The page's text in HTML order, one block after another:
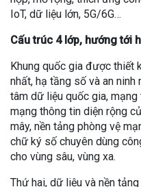
IoT, dữ liệu lớn, 5G/6G…
Cấu trúc 4 lớp, hướng tới
Khung quốc gia được thiết
nhất, hạ tầng số và an ninh
tâm dữ liệu quốc gia,
mạng thông tin diện rộng
mây, nền tảng phòng vệ
chữ ký số chuyên dùng
cho vùng sâu, vùng xa.
Thứ hai, dữ liệu và nền